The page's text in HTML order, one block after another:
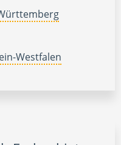
Westfalen